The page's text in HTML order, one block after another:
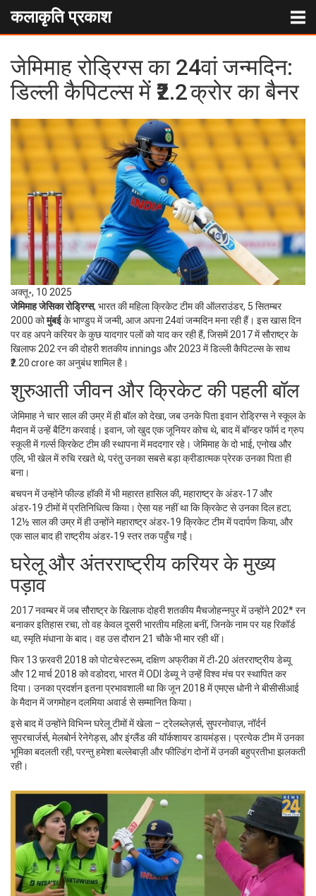
कलाकृति प्रकाश
जेमिमाह रोड्रिग्स का 24वां जन्मदिन:
डिल्ली कैपिटल्स में ₹2.2 क्रोर का बैनर
अक्तू॰, 10 2025
जेमिमाह जेसिका रोड्रिग्स, भारत की महिला क्रिकेट टीम की ऑलराउंडर, 5 सितम्बर
2000 कोमुंबईके भाण्डुप में जन्मी, आज अपना 24वां जन्मदिन मना रही हैं। इस खास दिन
पर वह अपने करियर के कुछ यादगार पलों को याद कर रही हैं, जिसमें 2017 में सौराष्ट्र के
खिलाफ 202 रन की दोहरी शतकीय innings और 2023 मेंडिल्ली कैपिटल्सके साथ
₹2.20 crore का अनुबंध शामिल है।
शुरुआती जीवन और क्रिकेट की पहली बॉल
जेमिमाह ने चार साल की उम्र में ही बॉल को देखा, जब उनके पिताइवान रोड्रिग्सने स्कूल के
मैदान में उन्हें बैटिंग करवाई। इवान, जो खुद एक जूनियर कोच थे, बाद मेंबॉन्डर फॉर्म द ग्रुप
स्कूलीमें गर्ल्स क्रिकेट टीम की स्थापना में मददगार रहे। जेमिमाह के दो भाई, एनोख और
एलि, भी खेल में रुचि रखते थे, परंतु उनका सबसे बड़ा क्रीडात्मक प्रेरक उनका पिता ही
बना।
बचपन में उन्होंने फील्ड हॉकी में भी महारत हासिल की, महाराष्ट्र के अंडर‑17 और
अंडर‑19 टीमों में प्रतिनिधित्व किया। ऐसा यह नहीं था कि क्रिकेट से उनका दिल हटा;
12½ साल की उम्र में ही उन्होंने महाराष्ट्र अंडर‑19 क्रिकेट टीम में पदार्पण किया, और
एक साल बाद ही राष्ट्रीय अंडर‑19 स्तर तक पहुँच गईं।
घरेलू और अंतरराष्ट्रीय करियर के मुख्य
पड़ाव
2017 नवम्बर में जबसौराष्ट्र के खिलाफ दोहरी शतकीय मैचजोहन्नपुरमें उन्होंने 202* रन
बनाकर इतिहास रचा, तो वह केवल दूसरी भारतीय महिला बनीं, जिनके नाम पर यह रिकॉर्ड
था, स्मृति मंधाना के बाद। वह उस दौरान 21 चौके भी मार रही थीं।
फिर 13 फ़रवरी 2018 कोपोटचेस्टरूम, दक्षिण अफ्रीकामें टी‑20 अंतरराष्ट्रीय डेब्यू
और 12 मार्च 2018 कोवडोदरा, भारतमें ODI डेब्यू ने उन्हें विश्व मंच पर स्थापित कर
दिया। उनका प्रदर्शन इतना प्रभावशाली था कि जून 2018 मेंएमएस धोनीनेबीसीसीआई
के मैदान मेंजगमोहन दलमिया अवार्डसे सम्मानित किया।
इसे बाद में उन्होंने विभिन्न घरेलू टीमों में खेला – ट्रेलब्लेज़र्स, सुपरनोवाज़, नॉर्दर्न
सुपरचार्जर्स, मेलबोर्न रेनेगेड्स, और इंग्लैंड की यॉर्कशायर डायमंड्स। प्रत्येक टीम में उनका
भूमिका बदलती रही, परन्तु हमेशा बल्लेबाज़ी और फील्डिंग दोनों में उनकी बहुप्रतीभा झलकती
रही।